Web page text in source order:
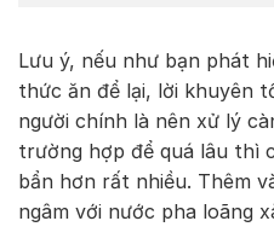
Lưu ý, nếu như bạn phát
thức ăn để lại, lời khuyên
người chính là nên xử lý
trường hợp để quá lâu thì
bẩn hơn rất nhiều. Thêm
ngâm với nước pha loãng